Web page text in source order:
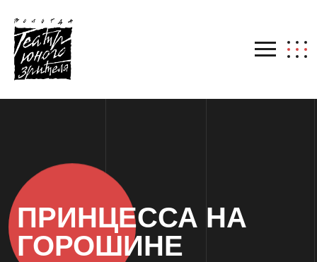
ПРИНЦЕССА НА
ГОРОШИНЕ